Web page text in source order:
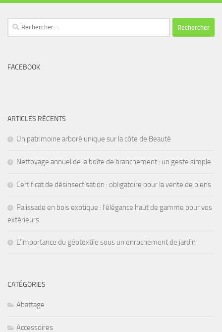
Rechercher :
FACEBOOK
ARTICLES RÉCENTS
Un patrimoine arboré unique sur la côte de Beauté
Nettoyage annuel de la boîte de branchement : un geste simple
Certificat de désinsectisation : obligatoire pour la vente de biens
Palissade en bois exotique : l’élégance haut de gamme pour vos
extérieurs
L’importance du géotextile sous un enrochement de jardin
CATÉGORIES
Abattage
Accessoires